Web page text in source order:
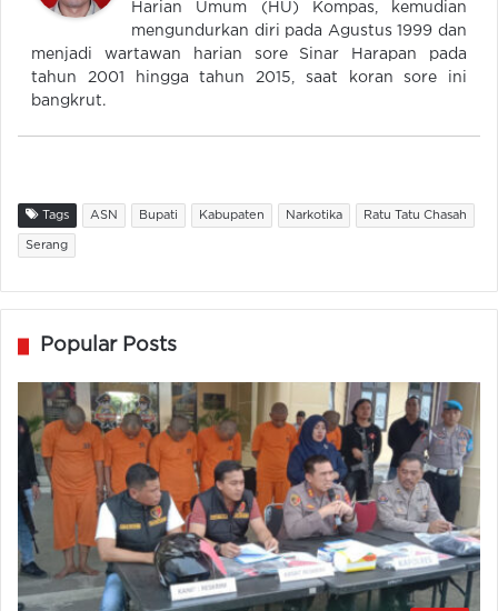
Harian Umum (HU) Kompas, kemudian
mengundurkan diri pada Agustus 1999 dan
menjadi wartawan harian sore Sinar Harapan pada
tahun 2001 hingga tahun 2015, saat koran sore ini
bangkrut.
Tags ASN Bupati Kabupaten Narkotika Ratu Tatu Chasah
Serang
Popular Posts